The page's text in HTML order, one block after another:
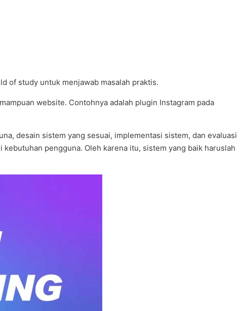
of study untuk menjawab masalah praktis.
website. Contohnya adalah plugin Instagram pada
desain sistem yang sesuai, implementasi sistem, dan evaluasi
pengguna. Oleh karena itu, sistem yang baik haruslah